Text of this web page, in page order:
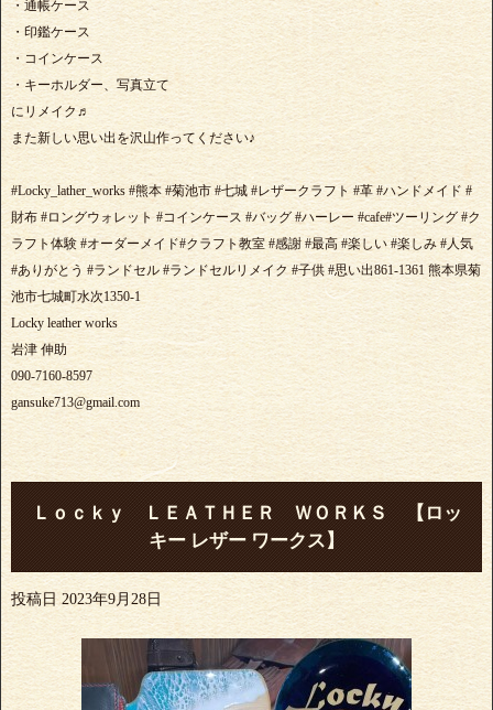
・通帳ケース
・印鑑ケース
・コインケース
・キーホルダー、写真立て
にリメイク♬
また新しい思い出を沢山作ってください♪
#Locky_lather_works #熊本 #菊池市 #七城 #レザークラフト #革 #ハンドメイド #
財布 #ロングウォレット #コインケース #バッグ #ハーレー #cafe#ツーリング #ク
ラフト体験 #オーダーメイド#クラフト教室 #感謝 #最高 #楽しい #楽しみ #人気
#ありがとう #ランドセル #ランドセルリメイク #子供 #思い出861-1361 熊本県菊
池市七城町水次1350-1
Locky leather works
岩津 伸助
090-7160-8597
gansuke713@gmail.com
Ｌｏｃｋｙ ＬＥＡＴＨＥＲ ＷＯＲＫＳ 【ロッ
キー レザー ワークス】
投稿日 2023年9月28日